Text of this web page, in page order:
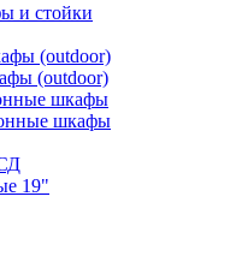
и стойки
(outdoor)
(outdoor)
шкафы
шкафы
19"